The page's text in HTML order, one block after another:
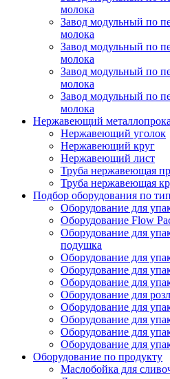
молока
Завод модульный по
молока
Завод модульный по
молока
Завод модульный по
молока
Завод модульный по
молока
Нержавеющий
Нержавеющий уголок
Нержавеющий круг
Нержавеющий лист
Труба нержавеющая
Труба нержавеющая
Подбор оборудования по
Оборудование для
Оборудование Flow
Оборудование для
подушка
Оборудование для
Оборудование для
Оборудование для
Оборудование для
Оборудование для
Оборудование для
Оборудование для
Оборудование для
Оборудование по продукту
Маслобойка для